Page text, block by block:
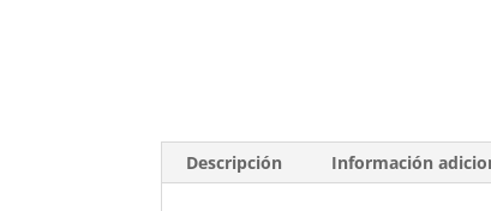
Descripción Información